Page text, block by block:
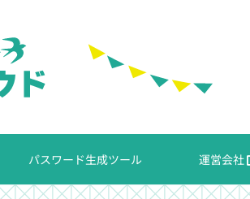
パスワード生成ツール 運営会社